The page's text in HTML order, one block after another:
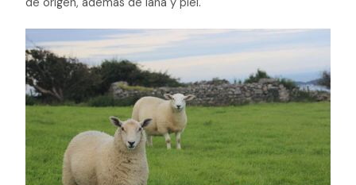
de origen, además de lana y piel.